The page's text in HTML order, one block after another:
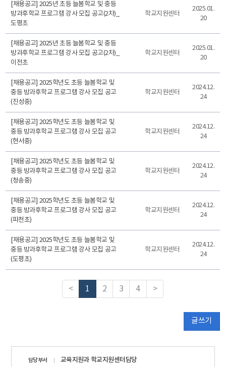
[채용공고] 2025년 초등 늘봄학교 및 중등
방과후학교 프로그램 강사 모집 공고(2차)_
도평초
학교지원센터
2025.01.
20
[채용공고] 2025년 초등 늘봄학교 및 중등
방과후학교 프로그램 강사 모집 공고(2차)_
이전초
학교지원센터
2025.01.
20
[채용공고] 2025학년도 초등 늘봄학교 및
중등 방과후학교 프로그램 강사 모집 공고
(진성중)
학교지원센터
2024.12.
24
[채용공고] 2025학년도 초등 늘봄학교 및
중등 방과후학교 프로그램 강사 모집 공고
(현서중)
학교지원센터
2024.12.
24
[채용공고] 2025학년도 초등 늘봄학교 및
중등 방과후학교 프로그램 강사 모집 공고
(청송중)
학교지원센터
2024.12.
24
[채용공고] 2025학년도 초등 늘봄학교 및
중등 방과후학교 프로그램 강사 모집 공고
(파천초)
학교지원센터
2024.12.
24
[채용공고] 2025학년도 초등 늘봄학교 및
중등 방과후학교 프로그램 강사 모집 공고
(도평초)
학교지원센터
2024.12.
24
< 1 2 3 4 >
글쓰기
담당부서 교육지원과 학교지원센터담당